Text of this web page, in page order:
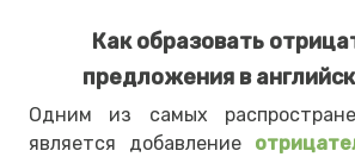
Как образовать
предложения в
Одним из самых
является добавление